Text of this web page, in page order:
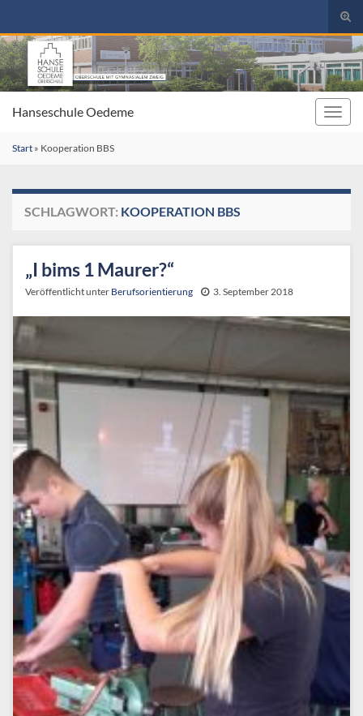
Search for:
Hanseschule Oedeme
Start » Kooperation BBS
SCHLAGWORT: KOOPERATION BBS
„I bims 1 Maurer?“
Veröffentlicht unter Berufsorientierung 3. September 2018